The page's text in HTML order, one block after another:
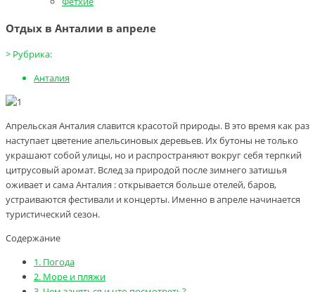
Отдых в Анталии в апреле
> Рубрика:
Анталия
Апрельская Анталия славится красотой природы. В это время как раз
наступает цветение апельсиновых деревьев. Их бутоны не только
украшают собой улицы, но и распространяют вокруг себя терпкий
цитрусовый аромат. Вслед за природой после зимнего затишья
оживает и сама Анталия : открывается больше отелей, баров,
устраиваются фестивали и концерты. Именно в апреле начинается
туристический сезон.
Содержание
1. Погода
2. Море и пляжи